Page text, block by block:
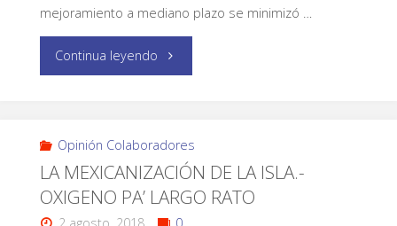
mejoramiento a mediano plazo se minimizó …
Continua leyendo
Opinión Colaboradores
LA MEXICANIZACIÓN DE LA ISLA.-
OXIGENO PA’ LARGO RATO